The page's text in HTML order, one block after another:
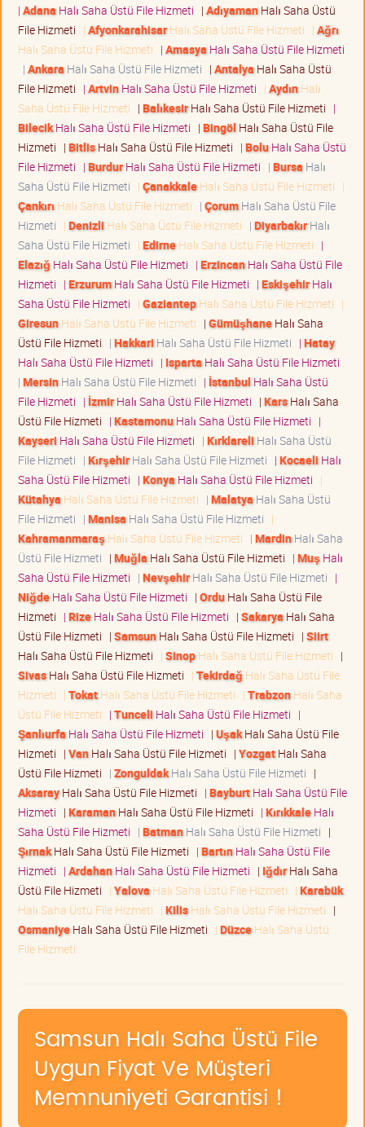
| Adana Halı Saha Üstü File Hizmeti | AdıyamanHalı Saha Üstü
File Hizmeti | AfyonkarahisarHalı Saha Üstü File Hizmeti | Ağrı
Halı Saha Üstü File Hizmeti | Amasya Halı Saha Üstü File Hizmeti
| Ankara Halı Saha Üstü File Hizmeti | Antalya Halı Saha Üstü
File Hizmeti | ArtvinHalı Saha Üstü File Hizmeti | AydınHalı
Saha Üstü File Hizmeti | BalıkesirHalı Saha Üstü File Hizmeti |
BilecikHalı Saha Üstü File Hizmeti | Bingöl Halı Saha Üstü File
Hizmeti | BitlisHalı Saha Üstü File Hizmeti | BoluHalı Saha Üstü
File Hizmeti | BurdurHalı Saha Üstü File Hizmeti | Bursa Halı
Saha Üstü File Hizmeti | ÇanakkaleHalı Saha Üstü File Hizmeti |
Çankırı Halı Saha Üstü File Hizmeti | ÇorumHalı Saha Üstü File
Hizmeti | Denizli Halı Saha Üstü File Hizmeti | DiyarbakırHalı
Saha Üstü File Hizmeti | EdirneHalı Saha Üstü File Hizmeti |
Elazığ Halı Saha Üstü File Hizmeti | ErzincanHalı Saha Üstü File
Hizmeti | ErzurumHalı Saha Üstü File Hizmeti | EskişehirHalı
Saha Üstü File Hizmeti | GaziantepHalı Saha Üstü File Hizmeti |
GiresunHalı Saha Üstü File Hizmeti | GümüşhaneHalı Saha
Üstü File Hizmeti | Hakkari Halı Saha Üstü File Hizmeti | Hatay
Halı Saha Üstü File Hizmeti | Isparta Halı Saha Üstü File Hizmeti
| MersinHalı Saha Üstü File Hizmeti | İstanbul Halı Saha Üstü
File Hizmeti | İzmirHalı Saha Üstü File Hizmeti | KarsHalı Saha
Üstü File Hizmeti | KastamonuHalı Saha Üstü File Hizmeti |
Kayseri Halı Saha Üstü File Hizmeti | Kırklareli Halı Saha Üstü
File Hizmeti | KırşehirHalı Saha Üstü File Hizmeti | Kocaeli Halı
Saha Üstü File Hizmeti | Konya Halı Saha Üstü File Hizmeti |
Kütahya Halı Saha Üstü File Hizmeti | Malatya Halı Saha Üstü
File Hizmeti | Manisa Halı Saha Üstü File Hizmeti |
Kahramanmaraş Halı Saha Üstü File Hizmeti | MardinHalı Saha
Üstü File Hizmeti | Muğla Halı Saha Üstü File Hizmeti | Muş Halı
Saha Üstü File Hizmeti | NevşehirHalı Saha Üstü File Hizmeti |
NiğdeHalı Saha Üstü File Hizmeti | OrduHalı Saha Üstü File
Hizmeti | RizeHalı Saha Üstü File Hizmeti | Sakarya Halı Saha
Üstü File Hizmeti | SamsunHalı Saha Üstü File Hizmeti | Siirt
Halı Saha Üstü File Hizmeti | SinopHalı Saha Üstü File Hizmeti |
SivasHalı Saha Üstü File Hizmeti | Tekirdağ Halı Saha Üstü File
Hizmeti | TokatHalı Saha Üstü File Hizmeti | TrabzonHalı Saha
Üstü File Hizmeti | Tunceli Halı Saha Üstü File Hizmeti |
Şanlıurfa Halı Saha Üstü File Hizmeti | UşakHalı Saha Üstü File
Hizmeti | VanHalı Saha Üstü File Hizmeti | YozgatHalı Saha
Üstü File Hizmeti | ZonguldakHalı Saha Üstü File Hizmeti |
AksarayHalı Saha Üstü File Hizmeti | BayburtHalı Saha Üstü File
Hizmeti | KaramanHalı Saha Üstü File Hizmeti | KırıkkaleHalı
Saha Üstü File Hizmeti | BatmanHalı Saha Üstü File Hizmeti |
ŞırnakHalı Saha Üstü File Hizmeti | BartınHalı Saha Üstü File
Hizmeti | ArdahanHalı Saha Üstü File Hizmeti | IğdırHalı Saha
Üstü File Hizmeti | Yalova Halı Saha Üstü File Hizmeti | Karabük
Halı Saha Üstü File Hizmeti | KilisHalı Saha Üstü File Hizmeti |
OsmaniyeHalı Saha Üstü File Hizmeti | DüzceHalı Saha Üstü
File Hizmeti
Samsun Halı Saha Üstü File
Uygun Fiyat Ve Müşteri
Memnuniyeti Garantisi !